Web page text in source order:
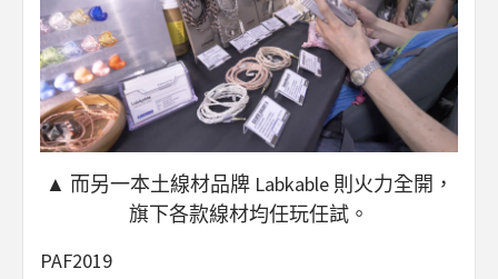
▲ 而另一本土線材品牌 Labkable 則火力全開，
旗下各款線材均任玩任試。
PAF2019